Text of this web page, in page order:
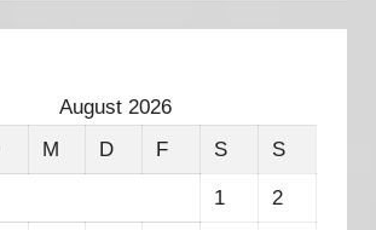
August 2026
M D F S S
1 2